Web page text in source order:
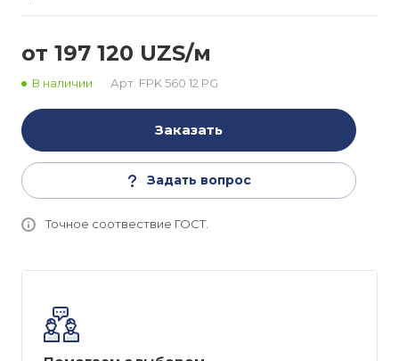
от 197 120 UZS/м
В наличии Арт. FPK 560 12 PG
Заказать
Задать вопрос
Точное соотвествие ГОСТ.